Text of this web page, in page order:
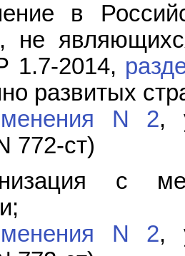
в
не
1.7-2014,
развитых
N 2,
772-ст)
с
N 2,